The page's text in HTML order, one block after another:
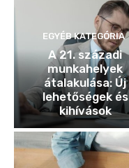
EGYÉB KATEGÓRIA
A 21. századi
munkahelyek
átalakulása: Új
lehetőségek és
kihívások